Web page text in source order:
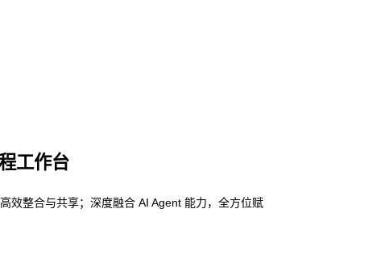
工作台
效整合与共享；深度融合 AI Agent 能力，全方位赋